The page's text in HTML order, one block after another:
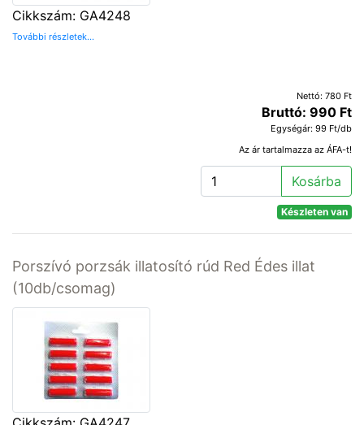
Cikkszám: GA4248
További részletek...
Nettó: 780 Ft
Bruttó: 990 Ft
Egységár: 99 Ft/db
Az ár tartalmazza az ÁFA-t!
Kosárba
Készleten van
Porszívó porzsák illatosító rúd Red Édes illat
(10db/csomag)